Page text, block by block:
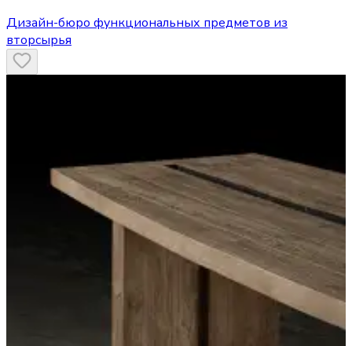
Дизайн-бюро функциональных предметов из
вторсырья